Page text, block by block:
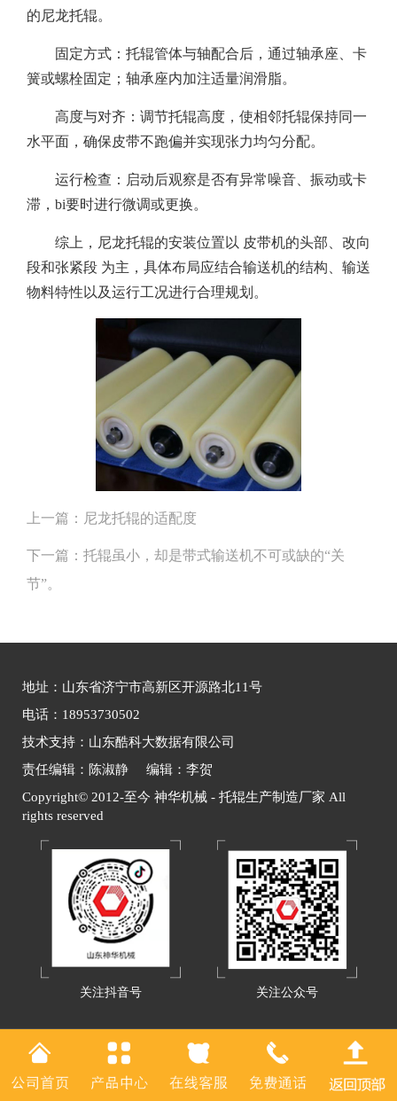
的尼龙托辊。
固定方式：托辊管体与轴配合后，通过轴承座、卡
簧或螺栓固定；轴承座内加注适量润滑脂。
高度与对齐：调节托辊高度，使相邻托辊保持同一
水平面，确保皮带不跑偏并实现张力均匀分配。
运行检查：启动后观察是否有异常噪音、振动或卡
滞，bi要时进行微调或更换。
综上，尼龙托辊的安装位置以 皮带机的头部、改向
段和张紧段 为主，具体布局应结合输送机的结构、输送
物料特性以及运行工况进行合理规划。
上一篇： 尼龙托辊的适配度
下一篇： 托辊虽小，却是带式输送机不可或缺的“关
节”。
地址：山东省济宁市高新区开源路北11号
电话：18953730502
技术支持：山东酷科大数据有限公司
责任编辑：陈淑静 编辑：李贺
Copyright© 2012-至今 神华机械 - 托辊生产制造厂家 All
rights reserved
关注抖音号 关注公众号